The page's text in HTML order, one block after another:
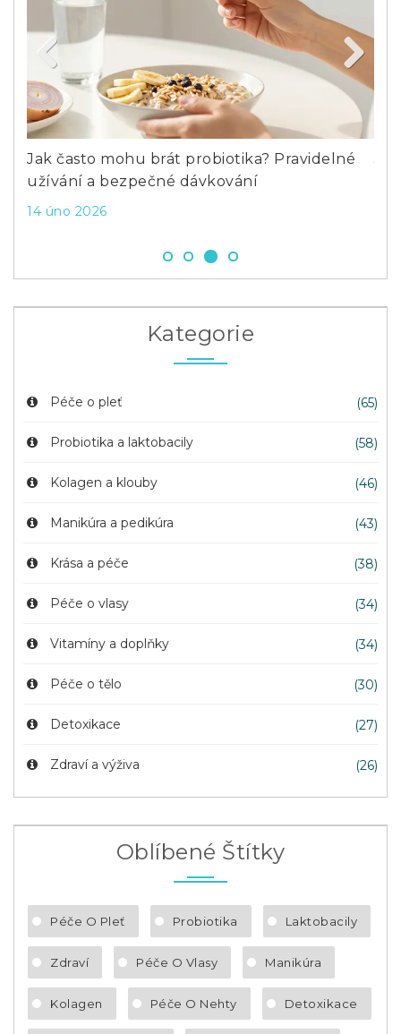
Jak často mohu brát probiotika? Pravidelné
užívání a bezpečné dávkování
14 úno 2026
Previous Next
Kategorie
Péče o pleť (65)
Probiotika a laktobacily (58)
Kolagen a klouby (46)
Manikúra a pedikúra (43)
Krása a péče (38)
Péče o vlasy (34)
Vitamíny a doplňky (34)
Péče o tělo (30)
Detoxikace (27)
Zdraví a výživa (26)
Oblíbené Štítky
Péče O Pleť Probiotika Laktobacily
Zdraví Péče O Vlasy Manikúra
Kolagen Péče O Nehty Detoxikace